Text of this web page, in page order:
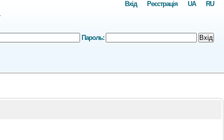
RU
UA
Реєстрація
Вхід
Пароль: Вхід